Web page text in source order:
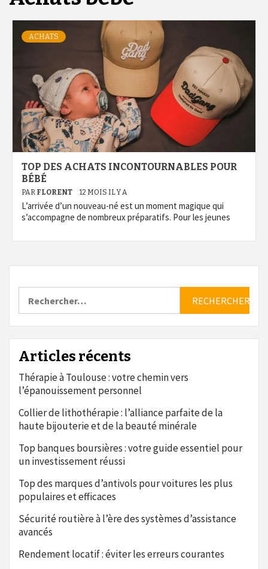
ACHATS
TOP DES ACHATS INCONTOURNABLES POUR
BÉBÉ
PAR FLORENT 12 MOIS IL Y A
L’arrivée d’un nouveau-né est un moment magique qui
s’accompagne de nombreux préparatifs. Pour les jeunes
Articles récents
Thérapie à Toulouse : votre chemin vers
l’épanouissement personnel
Collier de lithothérapie : l’alliance parfaite de la
haute bijouterie et de la beauté minérale
Top banques boursières : votre guide essentiel pour
un investissement réussi
Top des marques d’antivols pour voitures les plus
populaires et efficaces
Sécurité routière à l’ère des systèmes d’assistance
avancés
Rendement locatif : éviter les erreurs courantes